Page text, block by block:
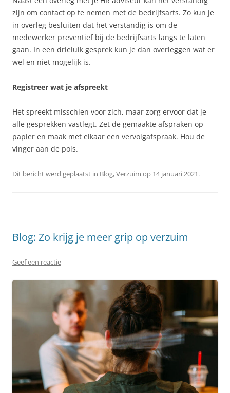
zijn om contact op te nemen met de bedrijfsarts. Zo kun je
in overleg besluiten dat het verstandig is om de
medewerker preventief bij de bedrijfsarts langs te laten
gaan. In een drieluik gesprek kun je dan overleggen wat er
wel en niet mogelijk is.
Registreer wat je afspreekt
Het spreekt misschien voor zich, maar zorg ervoor dat je
alle gesprekken vastlegt. Zet de gemaakte afspraken op
papier en maak met elkaar een vervolgafspraak. Hou de
vinger aan de pols.
Dit bericht werd geplaatst in Blog,Verzuim op 14 januari 2021.
Blog: Zo krijg je meer grip op verzuim
Geef een reactie